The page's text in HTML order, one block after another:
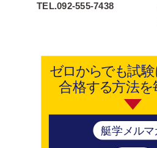
TEL.092-555-7438